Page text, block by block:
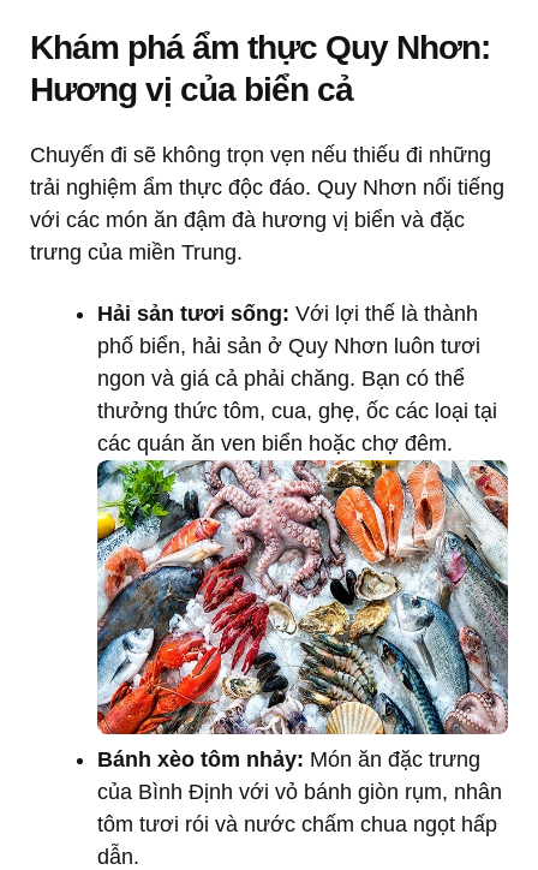
Khám phá ẩm thực Quy Nhơn:
Hương vị của biển cả
Chuyến đi sẽ không trọn vẹn nếu thiếu đi những
trải nghiệm ẩm thực độc đáo. Quy Nhơn nổi tiếng
với các món ăn đậm đà hương vị biển và đặc
trưng của miền Trung.
Hải sản tươi sống: Với lợi thế là thành
phố biển, hải sản ở Quy Nhơn luôn tươi
ngon và giá cả phải chăng. Bạn có thể
thưởng thức tôm, cua, ghẹ, ốc các loại tại
các quán ăn ven biển hoặc chợ đêm.
Bánh xèo tôm nhảy: Món ăn đặc trưng
của Bình Định với vỏ bánh giòn rụm, nhân
tôm tươi rói và nước chấm chua ngọt hấp
dẫn.